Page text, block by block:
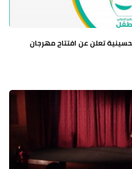
تعلن عن افتتاح مهرجان